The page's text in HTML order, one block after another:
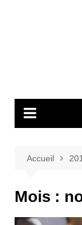
Accueil
Mois :